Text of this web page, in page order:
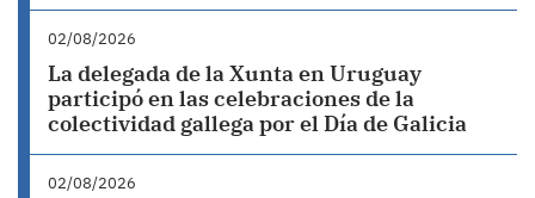
02/08/2026
La delegada de la Xunta en Uruguay
participó en las celebraciones de la
colectividad gallega por el Día de Galicia
02/08/2026